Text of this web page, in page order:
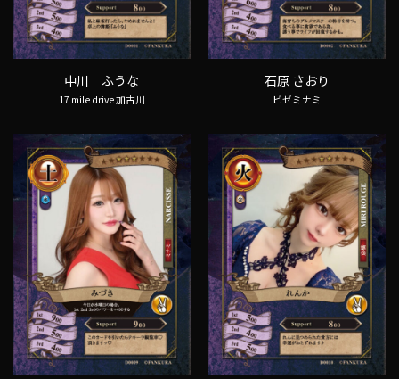
中川 ふうな
17 mile drive 加古川
石原 さおり
ビゼミナミ